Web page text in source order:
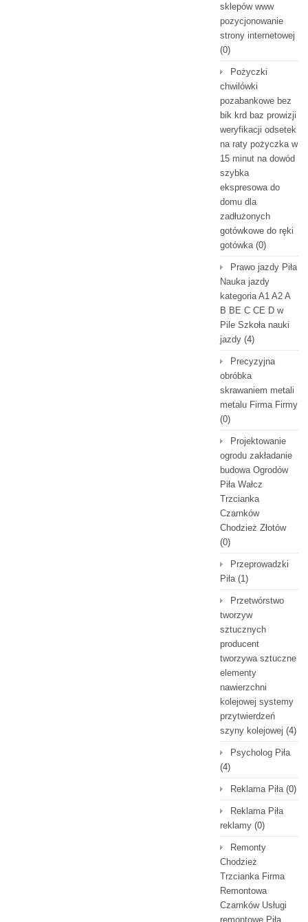
sklepów www
pozycjonowanie
strony internetowej
(0)
Pożyczki
chwilówki
pozabankowe bez
bik krd baz prowizji
weryfikacji odsetek
na raty pożyczka w
15 minut na dowód
szybka
ekspresowa do
domu dla
zadłużonych
gotówkowe do ręki
gotówka(0)
Prawo jazdy Piła
Nauka jazdy
kategoria A1 A2 A
B BE C CE D‎ w
Pile Szkoła nauki
jazdy (4)
Precyzyjna
obróbka
skrawaniem metali
metalu Firma Firmy
(0)
Projektowanie
ogrodu zakładanie
budowa Ogrodów
Piła Wałcz
Trzcianka
Czarnków
Chodzież Złotów
(0)
Przeprowadzki
Piła(1)
Przetwórstwo
tworzyw
sztucznych
producent
tworzywa sztuczne
elementy
nawierzchni
kolejowej systemy
przytwierdzeń
szyny kolejowej (4)
Psycholog Piła
(4)
Reklama Piła(0)
Reklama Piła
reklamy (0)
Remonty
Chodzież
Trzcianka Firma
Remontowa
Czarnków Usługi
remontowe Piła